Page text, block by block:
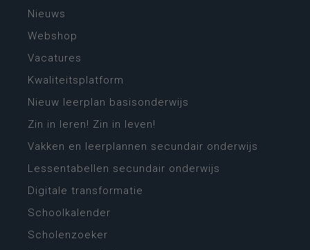
Nieuws
Webshop
Vacatures
Kwaliteitsplatform
Nieuw leerplan basisonderwijs
Zin in leren! Zin in leven!
Vakken en leerplannen secundair onderwijs
Lessentabellen secundair onderwijs
Digitale transformatie
Schoolkalender
Scholenzoeker